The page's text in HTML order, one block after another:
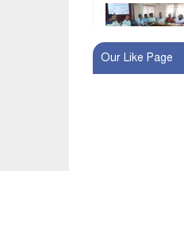
Our Like Page